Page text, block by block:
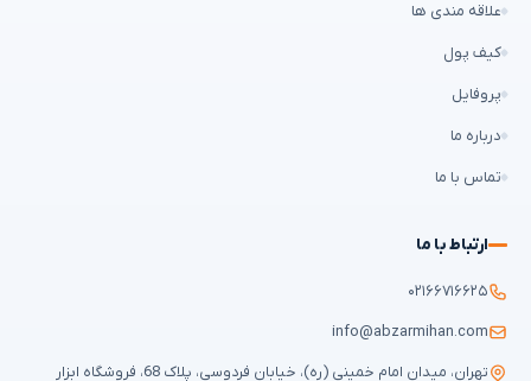
علاقه مندی ها
کیف پول
پروفایل
درباره ما
تماس با ما
ارتباط با ما
۰۲۱۶۶۷۱۶۶۲۵
info@abzarmihan.com
تهران، میدان امام خمینی (ره)، خیابان فردوسی، پلاک 68، فروشگاه ابزار